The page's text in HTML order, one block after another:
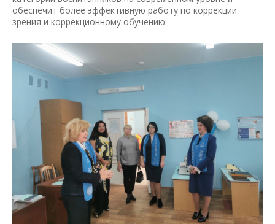
обеспечит более эффективную работу по коррекции
зрения и коррекционному обучению.